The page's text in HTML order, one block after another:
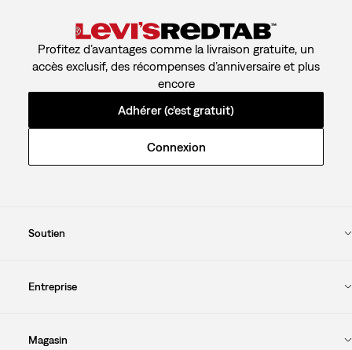
Profitez d’avantages comme la livraison gratuite, un
accès exclusif, des récompenses d’anniversaire et plus
encore
Adhérer (c’est gratuit)
Connexion
Soutien
Entreprise
Magasin